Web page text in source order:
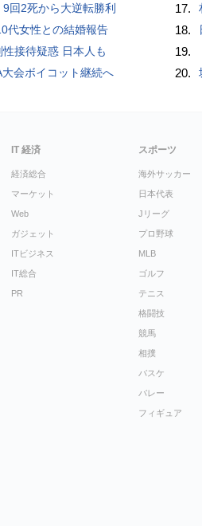
回2死から大逆転勝利
代女性との結婚報告
接待疑惑 日本人も
大会ボイコット継続へ
17.
18.
19.
20.
IT 経済
経済総合
マーケット
Web
ガジェット
ITビジネス
IT総合
PR
スポーツ
海外サッカー
日本代表
Jリーグ
プロ野球
MLB
ゴルフ
テニス
格闘技
競馬
相撲
バスケ
バレー
フィギュア